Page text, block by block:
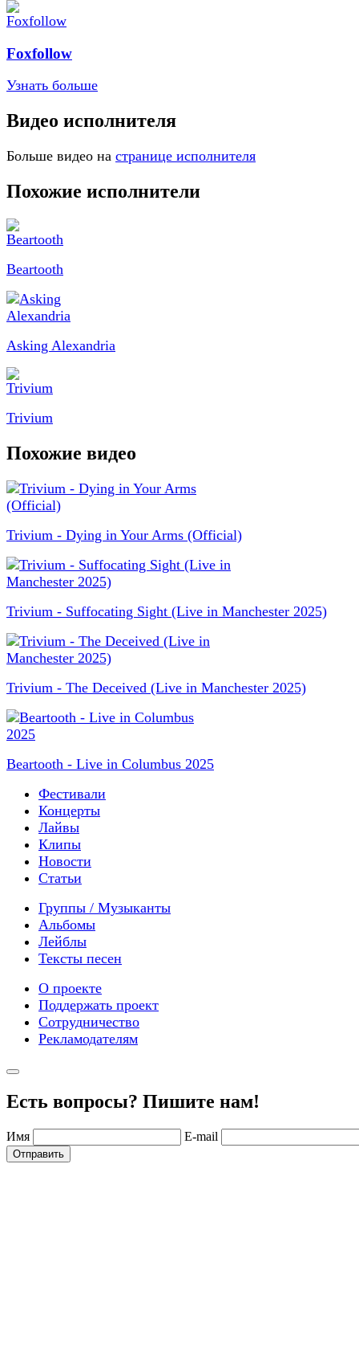
Foxfollow
Узнать больше
Видео исполнителя
Больше видео на странице исполнителя
Похожие исполнители
Beartooth
Asking Alexandria
Trivium
Похожие видео
Trivium - Dying in Your Arms (Official)
Trivium - Suffocating Sight (Live in Manchester 2025)
Trivium - The Deceived (Live in Manchester 2025)
Beartooth - Live in Columbus 2025
Фестивали
Концерты
Лайвы
Клипы
Новости
Статьи
Группы / Музыканты
Альбомы
Лейблы
Тексты песен
О проекте
Поддержать проект
Сотрудничество
Рекламодателям
Есть вопросы? Пишите нам!
Имя E-mail